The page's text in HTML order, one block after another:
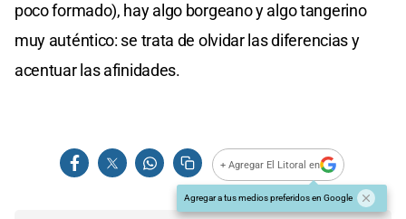
poco formado), hay algo borgeano y algo tangerino
muy auténtico: se trata de olvidar las diferencias y
acentuar las afinidades.
+ Agregar El Litoral en
Agregar a tus medios preferidos en Google